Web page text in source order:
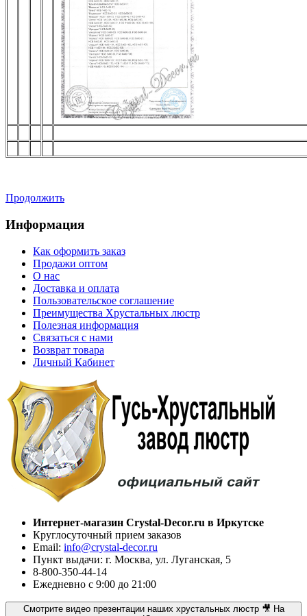
Продолжить
Информация
Как оформить заказ
Продажи оптом
О нас
Доставка и оплата
Пользовательское соглашение
Преимущества Хрустальных люстр
Полезная информация
Связаться с нами
Возврат товара
Личный Кабинет
Интернет-магазин Crystal-Decor.ru в Иркутске
Круглосуточный прием заказов
Email: info@crystal-decor.ru
Пункт выдачи: г. Москва, ул. Луганская, 5
8-800-350-44-14
Ежедневно с 9:00 до 21:00
Смотрите видео презентации наших хрустальных люстр 🎥 На